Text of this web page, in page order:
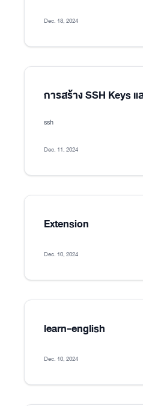
Dec. 13, 2024
การสร้าง SSH Keys แ
ssh
Dec. 11, 2024
Extension
Dec. 10, 2024
learn-english
Dec. 10, 2024